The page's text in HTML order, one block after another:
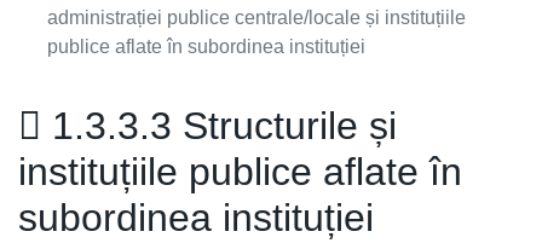
administrației publice centrale/locale și instituțiile
publice aflate în subordinea instituției
1.3.3.3 Structurile și
instituțiile publice aflate în
subordinea instituției